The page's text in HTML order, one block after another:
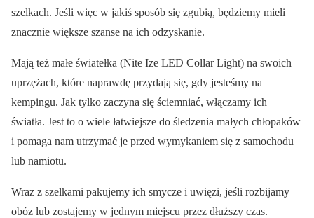
szelkach. Jeśli więc w jakiś sposób się zgubią, będziemy mieli
znacznie większe szanse na ich odzyskanie.
Mają też małe światełka (Nite Ize LED Collar Light) na swoich
uprzężach, które naprawdę przydają się, gdy jesteśmy na
kempingu. Jak tylko zaczyna się ściemniać, włączamy ich
światła. Jest to o wiele łatwiejsze do śledzenia małych chłopaków
i pomaga nam utrzymać je przed wymykaniem się z samochodu
lub namiotu.
Wraz z szelkami pakujemy ich smycze i uwięzi, jeśli rozbijamy
obóz lub zostajemy w jednym miejscu przez dłuższy czas.